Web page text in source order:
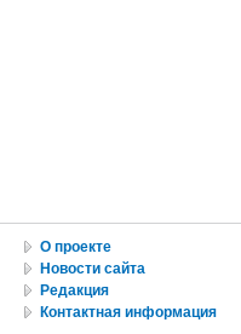
О проекте
Новости сайта
Редакция
Контактная информация